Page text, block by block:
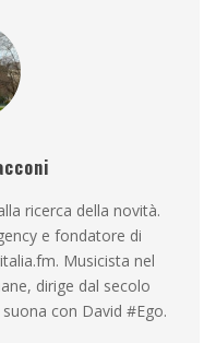
ricerca della novità.
e fondatore di
Musicista nel
dirige dal secolo
con David #Ego.